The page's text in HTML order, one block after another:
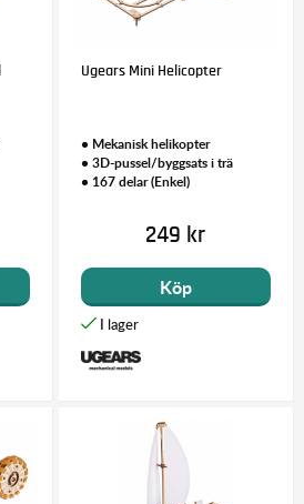
Ugears Mini Helicopter
• Mekanisk helikopter
• 3D-pussel/byggsats i trä
• 167 delar (Enkel)
249 kr
Köp